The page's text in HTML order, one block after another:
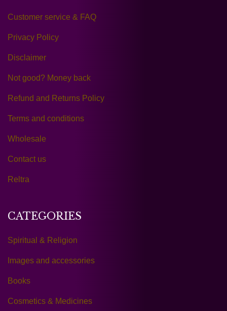
Customer service & FAQ
Privacy Policy
Disclaimer
Not good? Money back
Refund and Returns Policy
Terms and conditions
Wholesale
Contact us
Reltra
CATEGORIES
Spiritual & Religion
Images and accessories
Books
Cosmetics & Medicines